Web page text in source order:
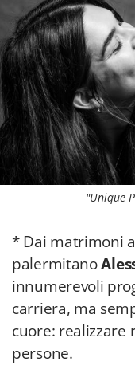
"Unique
* Dai matrimoni
palermitano
innumerevoli
carriera, ma
cuore: realizzare
persone.